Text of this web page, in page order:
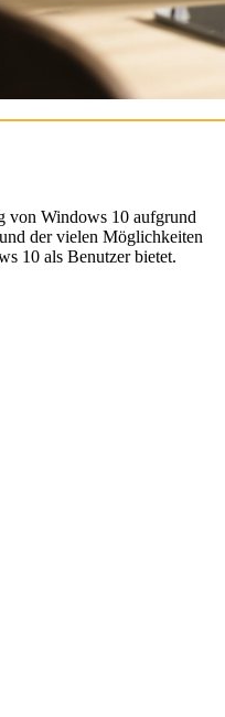
von Windows 10 aufgrund
der vielen Möglichkeiten
10 als Benutzer bietet.